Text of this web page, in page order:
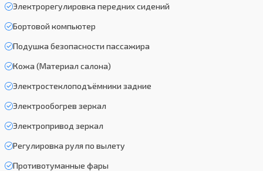
Электрорегулировка передних сидений
Бортовой компьютер
Подушка безопасности пассажира
Кожа (Материал салона)
Электростеклоподъёмники задние
Электрообогрев зеркал
Электропривод зеркал
Регулировка руля по вылету
Противотуманные фары